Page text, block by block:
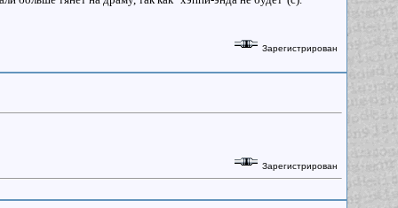
Зарегистрирован
Зарегистрирован